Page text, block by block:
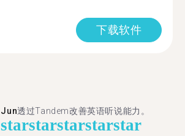
下载软件
Jun透过Tandem改善英语听说能力。
starstarstarstarstar